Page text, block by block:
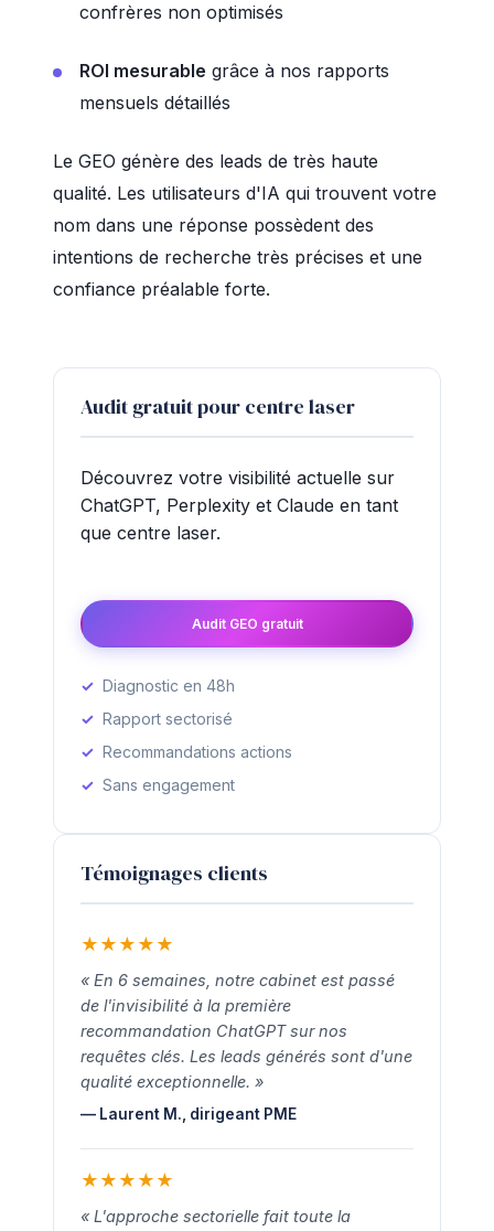
confrères non optimisés
ROI mesurable grâce à nos rapports
mensuels détaillés
Le GEO génère des leads de très haute
qualité. Les utilisateurs d'IA qui trouvent votre
nom dans une réponse possèdent des
intentions de recherche très précises et une
confiance préalable forte.
Audit gratuit pour centre laser
Découvrez votre visibilité actuelle sur
ChatGPT, Perplexity et Claude en tant
que centre laser.
Audit GEO gratuit
Diagnostic en 48h
Rapport sectorisé
Recommandations actions
Sans engagement
Témoignages clients
★ ★ ★ ★ ★
« En 6 semaines, notre cabinet est passé
de l'invisibilité à la première
recommandation ChatGPT sur nos
requêtes clés. Les leads générés sont d'une
qualité exceptionnelle. »
— Laurent M., dirigeant PME
★ ★ ★ ★ ★
« L'approche sectorielle fait toute la